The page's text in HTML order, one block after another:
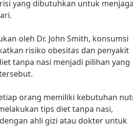
yang dibutuhkan untuk menjaga
oleh Dr. John Smith, konsumsi
risiko obesitas dan penyakit
tanpa nasi menjadi pilihan yang
orang memiliki kebutuhan
tips diet tanpa nasi,
ahli gizi atau dokter untuk